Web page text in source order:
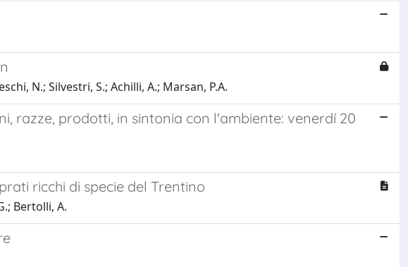
N.; Silvestri, S.; Achilli, A.; Marsan, P.A.
razze, prodotti, in sintonia con l'ambiente: venerdí 20
ricchi di specie del Trentino
Bertolli, A.